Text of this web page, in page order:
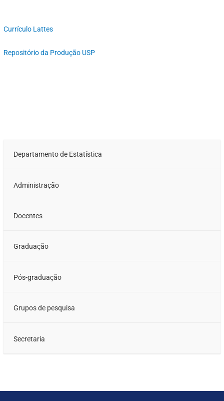
Departamento de Estatística
Administração
Docentes
Graduação
Pós-graduação
Grupos de pesquisa
Secretaria
Currículo Lattes
Repositório da Produção USP